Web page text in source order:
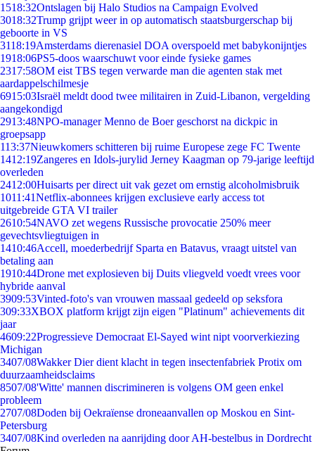
1518:32Ontslagen bij Halo Studios na Campaign Evolved
3018:32Trump grijpt weer in op automatisch staatsburgerschap bij
geboorte in VS
3118:19Amsterdams dierenasiel DOA overspoeld met babykonijntjes
1918:06PS5-doos waarschuwt voor einde fysieke games
2317:58OM eist TBS tegen verwarde man die agenten stak met
aardappelschilmesje
6915:03Israël meldt dood twee militairen in Zuid-Libanon, vergelding
aangekondigd
2913:48NPO-manager Menno de Boer geschorst na dickpic in
groepsapp
113:37Nieuwkomers schitteren bij ruime Europese zege FC Twente
1412:19Zangeres en Idols-jurylid Jerney Kaagman op 79-jarige leeftijd
overleden
2412:00Huisarts per direct uit vak gezet om ernstig alcoholmisbruik
1011:41Netflix-abonnees krijgen exclusieve early access tot
uitgebreide GTA VI trailer
2610:54NAVO zet wegens Russische provocatie 250% meer
gevechtsvliegtuigen in
1410:46Accell, moederbedrijf Sparta en Batavus, vraagt uitstel van
betaling aan
1910:44Drone met explosieven bij Duits vliegveld voedt vrees voor
hybride aanval
3909:53Vinted-foto's van vrouwen massaal gedeeld op seksfora
309:33XBOX platform krijgt zijn eigen "Platinum" achievements dit
jaar
4609:22Progressieve Democraat El-Sayed wint nipt voorverkiezing
Michigan
3407/08Wakker Dier dient klacht in tegen insectenfabriek Protix om
duurzaamheidsclaims
8507/08'Witte' mannen discrimineren is volgens OM geen enkel
probleem
2707/08Doden bij Oekraïense droneaanvallen op Moskou en Sint-
Petersburg
3407/08Kind overleden na aanrijding door AH-bestelbus in Dordrecht